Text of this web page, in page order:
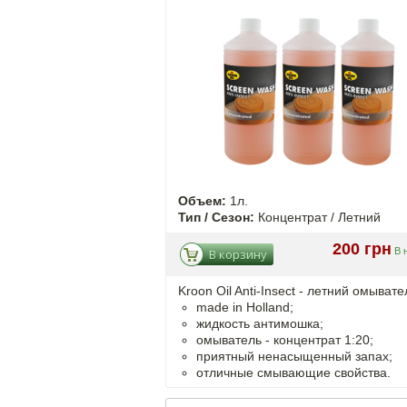
Объем: 1л.
Тип / Сезон: Концентрат / Летний
200 грн В
В корзину
Kroon Oil Anti-Insect - летний
made in Holland;
жидкость антимошка;
омыватель - концентрат 1:20;
приятный ненасыщенный запах;
отличные смывающие свойства.